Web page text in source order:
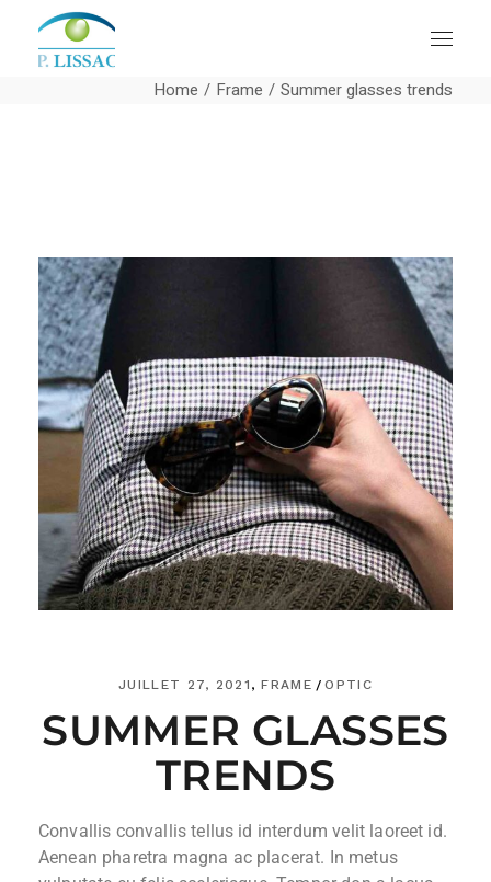
Home Frame Summer glasses trends
JUILLET 27, 2021 FRAME OPTIC
SUMMER GLASSES
TRENDS
Convallis convallis tellus id interdum velit laoreet id.
Aenean pharetra magna ac placerat. In metus